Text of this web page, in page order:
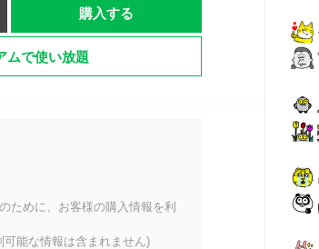
購入する
ムで使い放題
ために、お客様の購入情報を利
能な情報は含まれません)